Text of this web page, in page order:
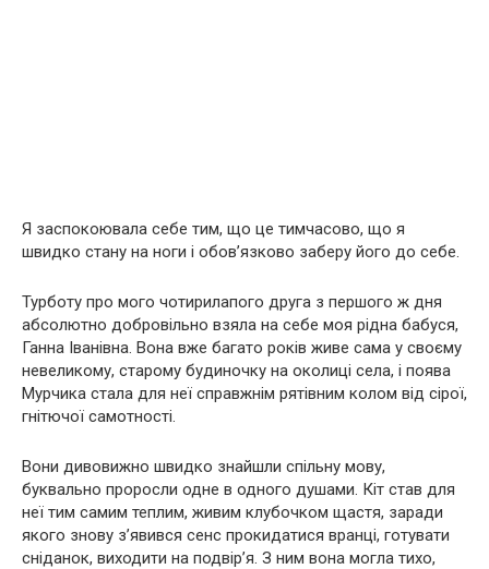
Я заспокоювала себе тим, що це тимчасово, що я
швидко стану на ноги і обов’язково заберу його до себе.
Турботу про мого чотирилапого друга з першого ж дня
абсолютно добровільно взяла на себе моя рідна бабуся,
Ганна Іванівна. Вона вже багато років живе сама у своєму
невеликому, старому будиночку на околиці села, і поява
Мурчика стала для неї справжнім рятівним колом від сірої,
гнітючої самотності.
Вони дивовижно швидко знайшли спільну мову,
буквально проросли одне в одного душами. Кіт став для
неї тим самим теплим, живим клубочком щастя, заради
якого знову з’явився сенс прокидатися вранці, готувати
сніданок, виходити на подвір’я. З ним вона могла тихо,